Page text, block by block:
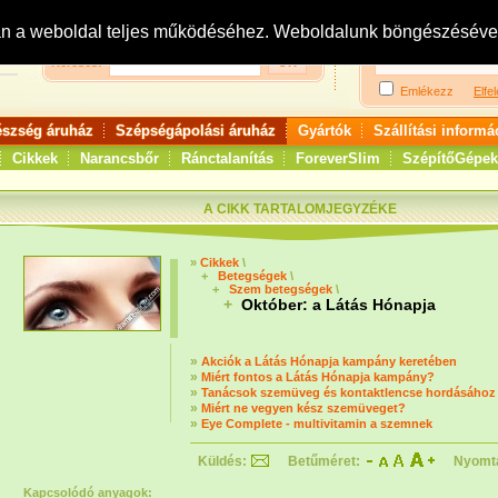
a weboldal teljes működéséhez. Weboldalunk
Keresés:
Bejelentkezés:
Emlékezz
áruház Szépségápolási áruház Gyártók Szállítási
Cikkek Narancsbőr Ránctalanítás ForeverSlim SzépítőGépek
A CIKK TARTALOMJEGYZÉKE
» Cikkek \
+
Betegségek \
+
Szem betegségek \
+ Október: a Látás Hónapja
» Akciók a Látás Hónapja kampány keretében
» Miért fontos a Látás Hónapja kampány?
» Tanácsok szemüveg és kontaktlencse hordásához
» Miért ne vegyen kész szemüveget?
» Eye Complete - multivitamin a szemnek
Küldés: Betűméret:
Kapcsolódó anyagok: